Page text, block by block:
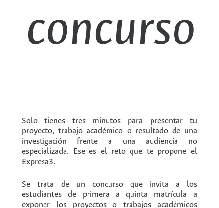
concurso
Solo tienes tres minutos para presentar tu
proyecto, trabajo académico o resultado de una
investigación frente a una audiencia no
especializada. Ese es el reto que te propone el
Expresa3.
Se trata de un concurso que invita a los
estudiantes de primera a quinta matrícula a
exponer los proyectos o trabajos académicos